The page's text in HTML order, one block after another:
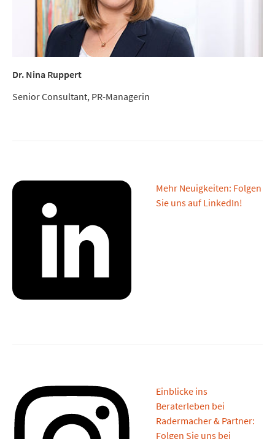
Dr. Nina Ruppert
Senior Consultant, PR-Managerin
Mehr Neuigkeiten: Folgen
Sie uns auf LinkedIn!
Einblicke ins
Beraterleben bei
Radermacher & Partner:
Folgen Sie uns bei